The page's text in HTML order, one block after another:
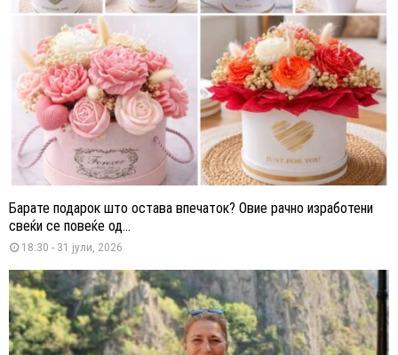
Барате подарок што остава впечаток? Овие рачно изработени
свеќи се повеќе од...
18:30 - 31 јули, 2026